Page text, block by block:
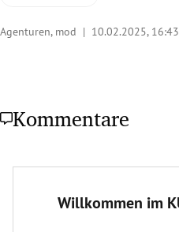
Agenturen, mod | 10.02.2025, 16:43
Kommentare